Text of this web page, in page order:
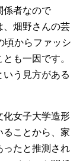
係者なので
、畑野さんの芸
頃からファッシ
も一因です。
いう見方がある
化女子大学造形
ることから、家
ったと推測され